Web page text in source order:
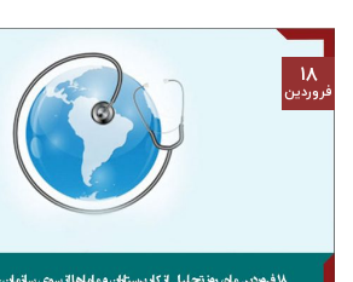
۱۸
فروردین